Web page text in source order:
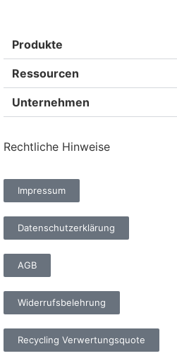
Produkte
Ressourcen
Unternehmen
Rechtliche Hinweise
Impressum
Datenschutzerklärung
AGB
Widerrufsbelehrung
Recycling Verwertungsquote